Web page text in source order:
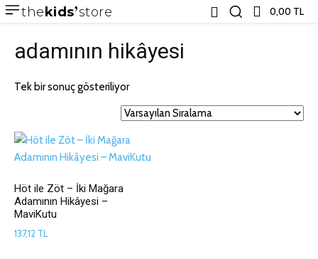
thekids store 0,00 TL
adamının hikâyesi
Tek bir sonuç gösteriliyor
Höt ile Zöt – İki Mağara
Adamının Hikâyesi –
MaviKutu
137,12 TL